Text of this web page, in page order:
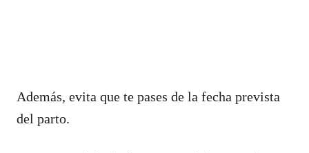
Además, evita que te pases de la fecha prevista
del parto.